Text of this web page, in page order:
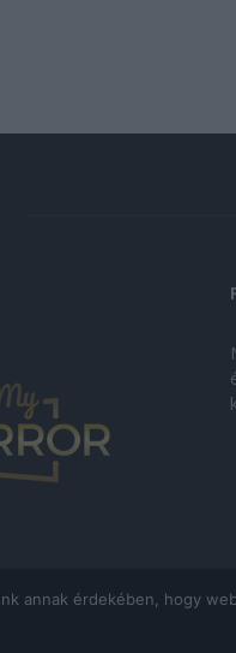
annak érdekében, hogy